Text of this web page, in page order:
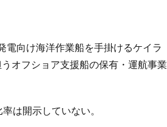
電向け海洋作業船を手掛けるケイラ
オフショア支援船の保有・運航事業
は開示していない。